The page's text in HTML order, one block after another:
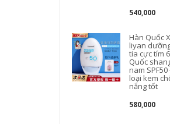
540,000
Hàn Quốc
liyan
tia cực tím
Quốc
nam SPF50
loại kem
nắng tốt
580,000